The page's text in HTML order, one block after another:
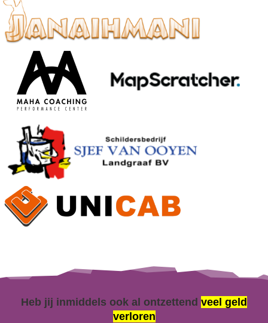
Heb jij inmiddels ook al ontzettend veel geld
verloren